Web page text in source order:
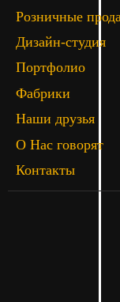
Розничные
Дизайн-студия
Портфолио
Фабрики
Наши друзья
О Нас говорят
Контакты